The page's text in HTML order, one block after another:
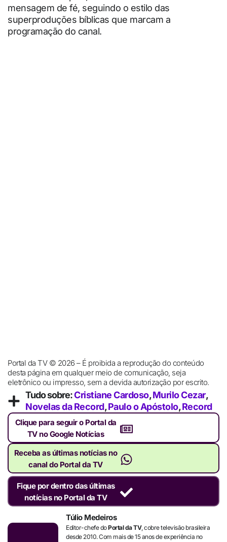
mensagem de fé, seguindo o estilo das
superproduções bíblicas que marcam a
programação do canal.
Portal da TV © 2026 – É proibida a reprodução do conteúdo
desta página em qualquer meio de comunicação, seja
eletrônico ou impresso, sem a devida autorização por escrito.
Tudo sobre:Cristiane Cardoso,Murilo Cezar,
Novelas da Record,Paulo o Apóstolo,Record
Clique para seguir o Portal da
TV no Google Notícias
Receba as últimas notícias no
canal do Portal da TV
Fique por dentro das últimas
notícias no Portal da TV
Túlio Medeiros
Editor-chefe doPortal da TV, cobre televisão brasileira
desde 2010. Com mais de 15 anos de experiência no